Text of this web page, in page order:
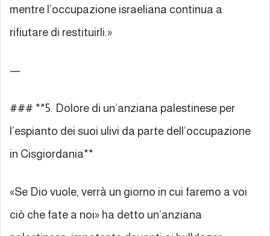
mentre l’occupazione israeliana continua a
rifiutare di restituirli.»
—
### **5. Dolore di un’anziana palestinese per
l’espianto dei suoi ulivi da parte dell’occupazione
in Cisgiordania**
«Se Dio vuole, verrà un giorno in cui faremo a voi
ciò che fate a noi» ha detto un’anziana